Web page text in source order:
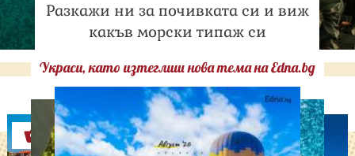
Разкажи ни за почивката си и виж
какъв морски типаж си
Украси, като изтеглиш нова тема на Edna.bg
Оферти